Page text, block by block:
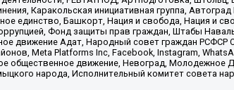
Каракольская инициативная группа,
единство, Башкорт, Нация и свобода, Нация и
Фонд защиты прав граждан, Штабы
движение Адат, Народный совет граждан РСФСР
Meta Platforms Inc, Facebook, Instagram,
общественное движение, Невоград,
народа, Исполнительный комитет совета